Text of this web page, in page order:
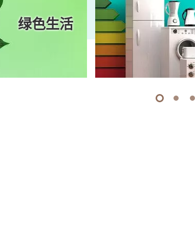
绿色生活
1 2 3